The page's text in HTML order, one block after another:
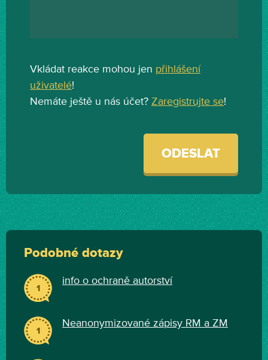
Vkládat reakce mohou jen přihlášení
uživatelé!
Nemáte ještě u nás účet? Zaregistrujte se!
ODESLAT
Podobné dotazy
1
info o ochraně autorství
1
Neanonymizované zápisy RM a ZM